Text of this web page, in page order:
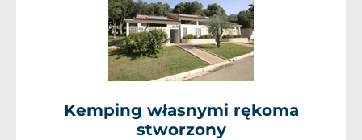
Kemping własnymi rękoma
stworzony